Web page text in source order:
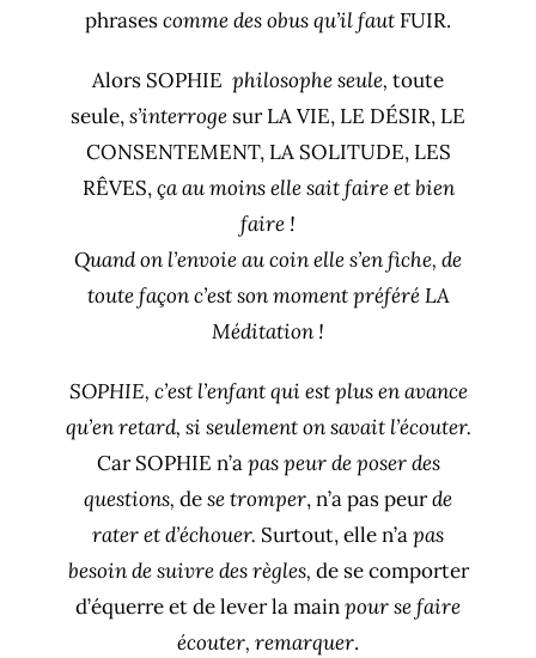
phrasescomme des obus qu’il faut FUIR.
Alors SOPHIE philosophe seule, toute
seule,s’interroge sur LA VIE, LE DÉSIR, LE
CONSENTEMENT, LA SOLITUDE, LES
RÊVES,ça au moins elle sait faire et bien
faire !
Quand on l’envoie au coin elle s’en fiche, de
toute façon c’est son moment préféré LA
Méditation !
SOPHIE, c’est l’enfant qui est plus en avance
qu’en retard, si seulement on savait l’écouter.
Car SOPHIE n’apas peur de poser des
questions, dese tromper, n’a pas peurde
rater et d’échouer. Surtout, elle n’apas
besoin de suivre des règles, de se comporter
d’équerre et de lever la mainpour se faire
écouter, remarquer.